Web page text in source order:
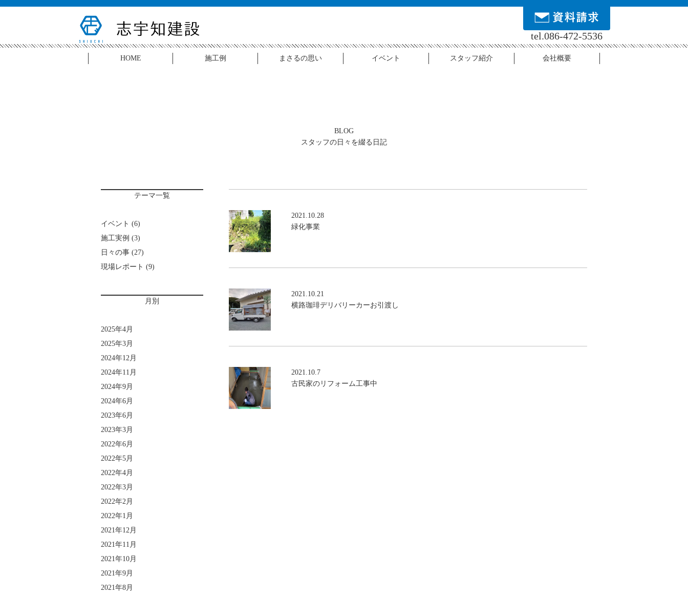
tel.086-472-5536
HOME 施工例 まさるの思い イベント スタッフ紹介 会社概要
BLOG
スタッフの日々を綴る日記
テーマ一覧
イベント (6)
施工実例 (3)
日々の事 (27)
現場レポート (9)
月別
2025年4月
2025年3月
2024年12月
2024年11月
2024年9月
2024年6月
2023年6月
2023年3月
2022年6月
2022年5月
2022年4月
2022年3月
2022年2月
2022年1月
2021年12月
2021年11月
2021年10月
2021年9月
2021年8月
2021.10.28
緑化事業
2021.10.21
横路珈琲デリバリーカーお引渡し
2021.10.7
古民家のリフォーム工事中